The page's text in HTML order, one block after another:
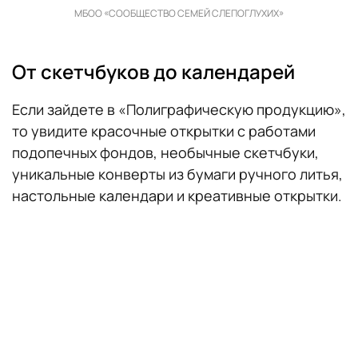
МБОО «СООБЩЕСТВО СЕМЕЙ СЛЕПОГЛУХИХ»
От скетчбуков до календарей
Если зайдете в «Полиграфическую продукцию»,
то увидите красочные открытки с работами
подопечных фондов, необычные скетчбуки,
уникальные конверты из бумаги ручного литья,
настольные календари и креативные открытки.